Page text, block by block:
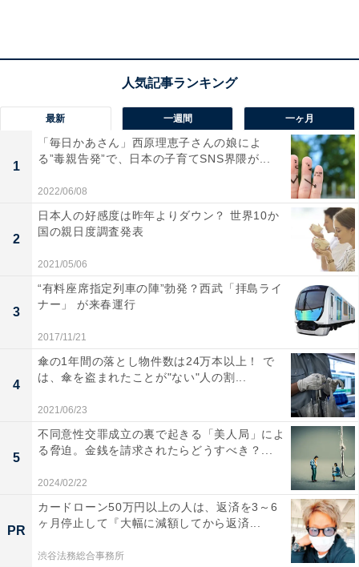
自分自身の髪に「あまり自信がない」「自信がない」と
回答した人の割合が高い「髪ネガティブな県」の首位は
「宮崎県」で、59.6％と約6割の人が「髪に自信がない」
と回答しています。「髪ネガティブな県」TOP10では、
最新 一週間 一ヶ月
1
「毎日かあさん」西原理恵子さんの娘によ
る”毒親告発”で、日本の子育てSNS界隈が...
2022/06/08
2
日本人の好感度は昨年よりダウン？ 世界10か
国の親日度調査発表
2021/05/06
3
“有料座席指定列車の陣”勃発？西武「拝島ライ
ナー」 が来春運行
2017/11/21
4
傘の1年間の落とし物件数は24万本以上！ で
は、傘を盗まれたことが"ない"人の割...
2021/06/23
5
不同意性交罪成立の裏で起きる「美人局」によ
る脅迫。金銭を請求されたらどうすべき？...
2024/02/22
PR
カードローン50万円以上の人は、返済を3～6
ヶ月停止して『大幅に減額してから返済...
渋谷法務総合事務所